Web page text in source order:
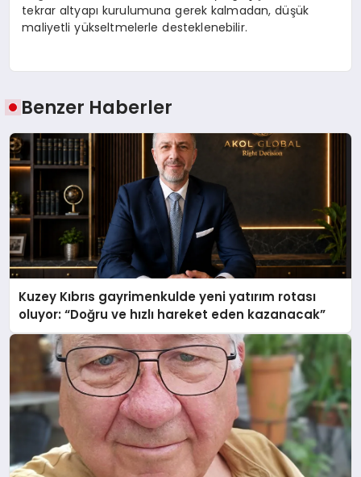
tekrar altyapı kurulumuna gerek kalmadan, düşük
maliyetli yükseltmelerle desteklenebilir.
Benzer Haberler
Kuzey Kıbrıs gayrimenkulde yeni yatırım rotası
oluyor: “Doğru ve hızlı hareket eden kazanacak”